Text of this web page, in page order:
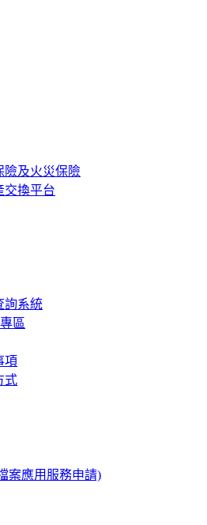
險及火災保險
交換平台
詢系統
區
項
式
案應用服務申請)